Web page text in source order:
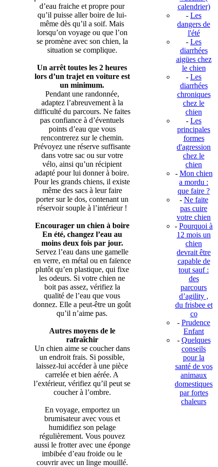
d’eau fraiche et propre pour
qu’il puisse aller boire de lui-
même dès qu’il a soif. Mais
lorsqu’on voyage ou que l’on
se promène avec son chien, la
situation se complique.
Un arrêt toutes les 2 heures
lors d’un trajet en voiture est
un minimum.
Pendant une randonnée,
adaptez l’abreuvement à la
difficulté du parcours. Ne faites
pas confiance à d’éventuels
points d’eau que vous
rencontrerez sur le chemin.
Prévoyez une réserve suffisante
dans votre sac ou sur votre
vélo, ainsi qu’un récipient
adapté pour lui donner à boire.
Pour les grands chiens, il existe
même des sacs à leur faire
porter sur le dos, contenant un
réservoir souple à l’intérieur !
Encourager un chien à boire
En été, changez l’eau au
moins deux fois par jour.
Servez l’eau dans une gamelle
en verre, en métal ou en faïence
plutôt qu’en plastique, qui fixe
les odeurs. Si votre chien ne
boit pas assez, vérifiez la
qualité de l’eau que vous
donnez. Elle a peut-être un goût
qu’il n’aime pas.
Autres moyens de le
rafraîchir
Un chien aime se coucher dans
un endroit frais. Si possible,
laissez-lui accéder à une pièce
carrelée et bien aérée. A
l’extérieur, vérifiez qu’il peut se
coucher à l’ombre.
En voyage, emportez un
brumisateur avec vous et
humidifiez son pelage
régulièrement. Vous pouvez
aussi le frotter avec une éponge
imbibée d’eau froide ou le
couvrir avec un linge mouillé.
calendrier)
- Les
dangers de
l'été
- Les
diarrhées
aigües chez
le chien
- Les
diarrhées
chroniques
chez le
chien
- Les
principales
formes
d'agression
chez le
chien
- Mon chien
a mordu :
que faire ?
- Ne faite
pas cuire
votre chien
- Pourquoi à
12 mois un
chien
devrait être
capable de
tout sauf :
des
parcours
d’agility ,
du frisbee et
co
- Prudence
Enfant
- Quelques
conseils
pour la
santé de vos
animaux
domestiques
par fortes
chaleurs